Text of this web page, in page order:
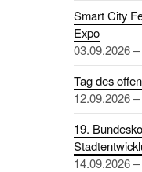
Smart City
Expo
03.09.2026
Tag des
12.09.2026
19.
14.09.2026